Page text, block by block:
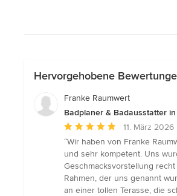
Hervorgehobene
Franke Raumwert
Badplaner & Badausstatter
Durchschnittliche
Bewertung:
5
von
5
Sternen
11. März 2026
“Wir haben von Franke
und sehr kompetent. Uns
Geschmacksvorstellung
Rahmen, der uns genannt
an einer tollen Terasse, die